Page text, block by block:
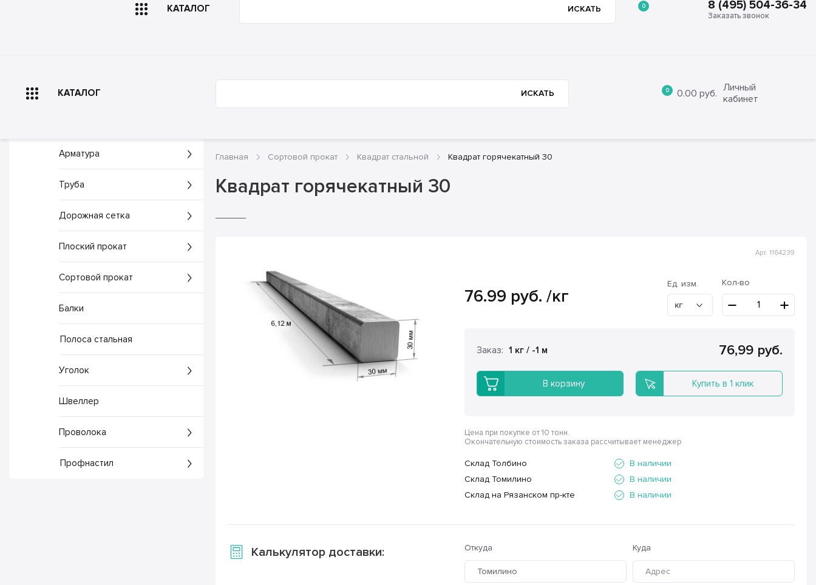
О компании Полезное Доставка и оплата Металлоконструкции Отзывы 8 (495) 504-36-34
КАТАЛОГ ИСКАТЬ
Личный
кабинет
0 0.00 руб.
КАТАЛОГ ИСКАТЬ 0 8 (495) 504-36-34
Заказать звонок
Арматура
Труба
Дорожная сетка
Плоский прокат
Сортовой прокат
Балки
Полоса стальная
Уголок
Швеллер
Проволока
Профнастил
Главная Сортовой прокат Квадрат стальной Квадрат горячекатный 30
Квадрат горячекатный 30
Арт. 1164239
76.99 руб. /кг
Ед. изм.
кг
Кол-во
Заказ: 1 кг / -1 м 76,99 руб.
В корзину Купить в 1 клик
Цена при покупке от 10 тонн.
Окончательную стоимость заказа рассчитывает менеджер
Склад Толбино
В наличии
Склад Томилино
В наличии
Склад на Рязанском пр-кте
В наличии
Калькулятор доставки: Откуда
Томилино
Куда